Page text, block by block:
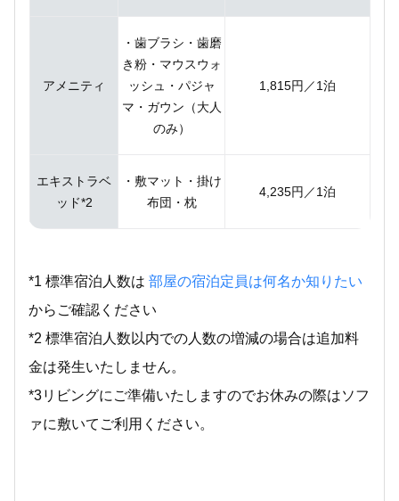
アメニティ
・歯ブラシ・歯磨
き粉・マウスウォ
ッシュ・パジャ
マ・ガウン（大人
のみ）
1,815円／1泊
エキストラベ
ッド*2
・敷マット・掛け
布団・枕
4,235円／1泊
*1 標準宿泊人数は 部屋の宿泊定員は何名か知りたい
からご確認ください
*2 標準宿泊人数以内での人数の増減の場合は追加料
金は発生いたしません。
*3リビングにご準備いたしますのでお休みの際はソフ
ァに敷いてご利用ください。